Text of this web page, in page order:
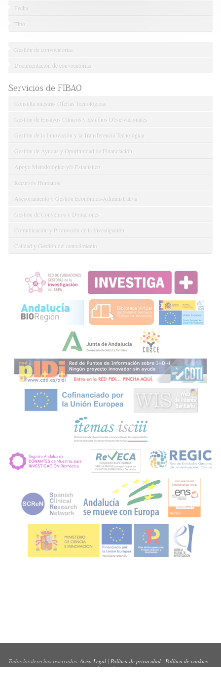
Fecha
Tipo
Gestión de convocatorias
Documentación de convocatorias
Servicios de FIBAO
Consulta nuestras Ofertas Tecnológicas
Gestión de Ensayos Clínicos y Estudios Observacionales
Gestión de la Innovación y la Transferencia Tecnológica
Gestión de Ayudas y Oportunidad de Financiación
Apoyo Metodológico y/o Estadístico
Recursos Humanos
Asesoramiento y Gestión Económica-Administrativa
Gestión de Convenios y Donaciones
Comunicación y Promoción de la Investigación
Calidad y Gestión del conocimiento
Todos los derechos reservados.Aviso Legal| Política de privacidad| Política de cookies
Sitio web creado porPynso